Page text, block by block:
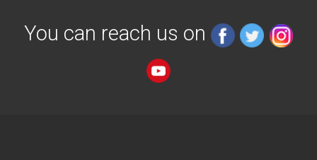
You can reach us on